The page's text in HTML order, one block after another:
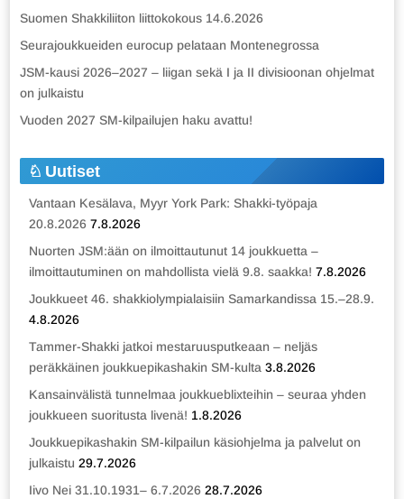
Suomen Shakkiliiton liittokokous 14.6.2026
Seurajoukkueiden eurocup pelataan Montenegrossa
JSM-kausi 2026–2027 – liigan sekä I ja II divisioonan ohjelmat
on julkaistu
Vuoden 2027 SM-kilpailujen haku avattu!
Uutiset
Vantaan Kesälava, Myyr York Park: Shakki-työpaja
20.8.2026 7.8.2026
Nuorten JSM:ään on ilmoittautunut 14 joukkuetta –
ilmoittautuminen on mahdollista vielä 9.8. saakka! 7.8.2026
Joukkueet 46. shakkiolympialaisiin Samarkandissa 15.–28.9.
4.8.2026
Tammer-Shakki jatkoi mestaruusputkeaan – neljäs
peräkkäinen joukkuepikashakin SM-kulta 3.8.2026
Kansainvälistä tunnelmaa joukkueblixteihin – seuraa yhden
joukkueen suoritusta livenä! 1.8.2026
Joukkuepikashakin SM-kilpailun käsiohjelma ja palvelut on
julkaistu 29.7.2026
Iivo Nei 31.10.1931– 6.7.2026 28.7.2026